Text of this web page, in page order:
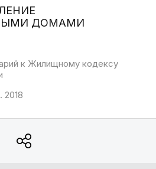
ДОМАМИ
к Жилищному кодексу